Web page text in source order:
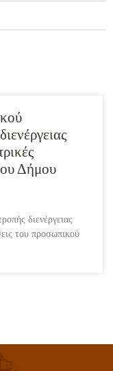
Δήμου
διενέργειας
του προσωπικού